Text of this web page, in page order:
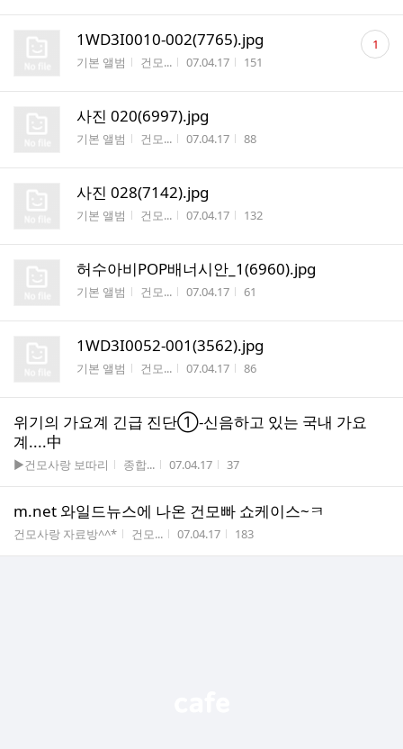
1WD3I0010-002(7765).jpg
게시판명
기본 앨범 작성자
건모... 작성시간
07.04.17 조회수
151
댓
글 1
사진 020(6997).jpg
게시판명
기본 앨범 작성자
건모... 작성시간
07.04.17 조회수
88
사진 028(7142).jpg
게시판명
기본 앨범 작성자
건모... 작성시간
07.04.17 조회수
132
허수아비POP배너시안_1(6960).jpg
게시판명
기본 앨범 작성자
건모... 작성시간
07.04.17 조회수
61
1WD3I0052-001(3562).jpg
게시판명
기본 앨범 작성자
건모... 작성시간
07.04.17 조회수
86
위기의 가요계 긴급 진단①-신음하고 있는 국내 가요
계....中
게시판명
▶건모사랑 보따리 작성자
종합... 작성시간
07.04.17 조회수
37
m.net 와일드뉴스에 나온 건모빠 쇼케이스~ㅋ
게시판명
건모사랑 자료방^^* 작성자
건모... 작성시간
07.04.17 조회수
183